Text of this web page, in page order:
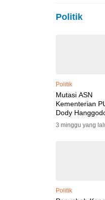
Politik
Politik
Mutasi ASN
Kementerian
Dody
Klarifikasi
3 minggu yang
Politik